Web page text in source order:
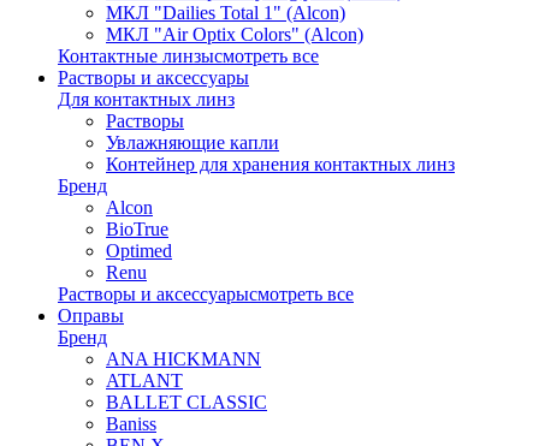
МКЛ "Dailies Total 1" (Alcon)
МКЛ "Air Optix Colors" (Alcon)
Контактные линзысмотреть все
Растворы и аксессуары
Для контактных линз
Растворы
Увлажняющие капли
Контейнер для хранения контактных линз
Бренд
Alcon
BioTrue
Optimed
Renu
Растворы и аксессуарысмотреть все
Оправы
Бренд
ANA HICKMANN
ATLANT
BALLET CLASSIC
Baniss